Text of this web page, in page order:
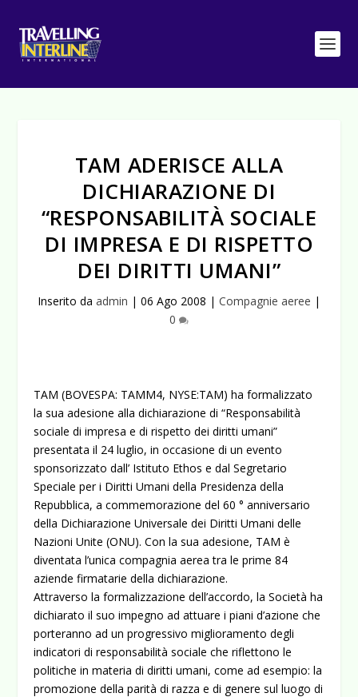
TAM ADERISCE ALLA
DICHIARAZIONE DI
“RESPONSABILITÀ SOCIALE
DI IMPRESA E DI RISPETTO
DEI DIRITTI UMANI”
Inserito da admin | 06 Ago 2008 | Compagnie aeree |
0
TAM (BOVESPA: TAMM4, NYSE:TAM) ha formalizzato
la sua adesione alla dichiarazione di “Responsabilità
sociale di impresa e di rispetto dei diritti umani”
presentata il 24 luglio, in occasione di un evento
sponsorizzato dall’ Istituto Ethos e dal Segretario
Speciale per i Diritti Umani della Presidenza della
Repubblica, a commemorazione del 60 ° anniversario
della Dichiarazione Universale dei Diritti Umani delle
Nazioni Unite (ONU). Con la sua adesione, TAM è
diventata l’unica compagnia aerea tra le prime 84
aziende firmatarie della dichiarazione.
Attraverso la formalizzazione dell’accordo, la Società ha
dichiarato il suo impegno ad attuare i piani d’azione che
porteranno ad un progressivo miglioramento degli
indicatori di responsabilità sociale che riflettono le
politiche in materia di diritti umani, come ad esempio: la
promozione della parità di razza e di genere sul luogo di